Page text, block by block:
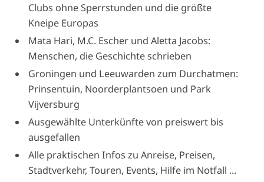
Clubs ohne Sperrstunden und die größte
Kneipe Europas
Mata Hari, M.C. Escher und Aletta Jacobs:
Menschen, die Geschichte schrieben
Groningen und Leeuwarden zum Durchatmen:
Prinsentuin, Noorderplantsoen und Park
Vijversburg
Ausgewählte Unterkünfte von preiswert bis
ausgefallen
Alle praktischen Infos zu Anreise, Preisen,
Stadtverkehr, Touren, Events, Hilfe im Notfall ...